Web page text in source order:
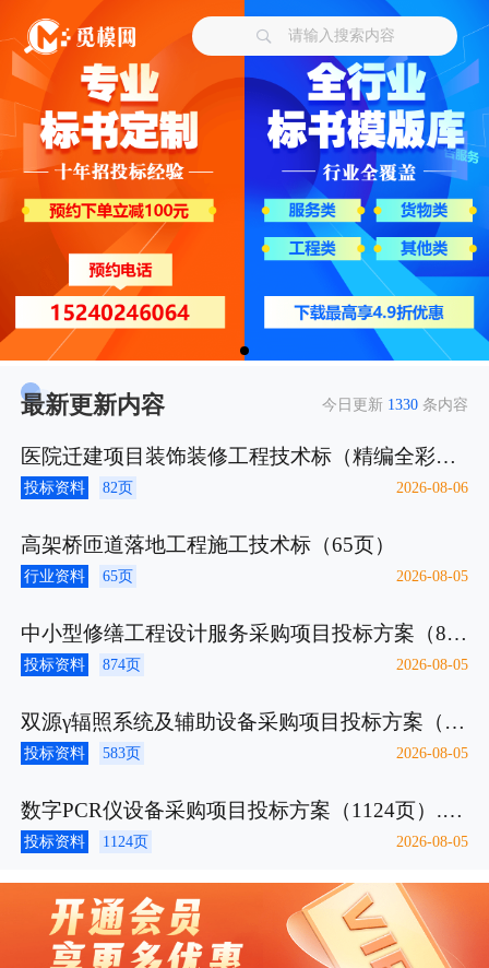
请输入搜索内容
最新更新内容 今日更新 1330条内容
医院迁建项目装饰装修工程技术标（精编全彩图表）-2025.docx
投标资料 82页 2026-08-06
高架桥匝道落地工程施工技术标（65页）
行业资料 65页 2026-08-05
中小型修缮工程设计服务采购项目投标方案（874页）.docx
投标资料 874页 2026-08-05
双源γ辐照系统及辅助设备采购项目投标方案（583页）.docx
投标资料 583页 2026-08-05
数字PCR仪设备采购项目投标方案（1124页）.docx
投标资料 1124页 2026-08-05